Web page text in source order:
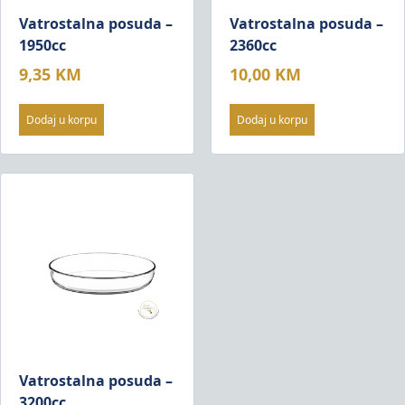
Vatrostalna posuda –
1950cc
9,35 KM
Dodaj u korpu
Vatrostalna posuda –
2360cc
10,00 KM
Dodaj u korpu
Vatrostalna posuda –